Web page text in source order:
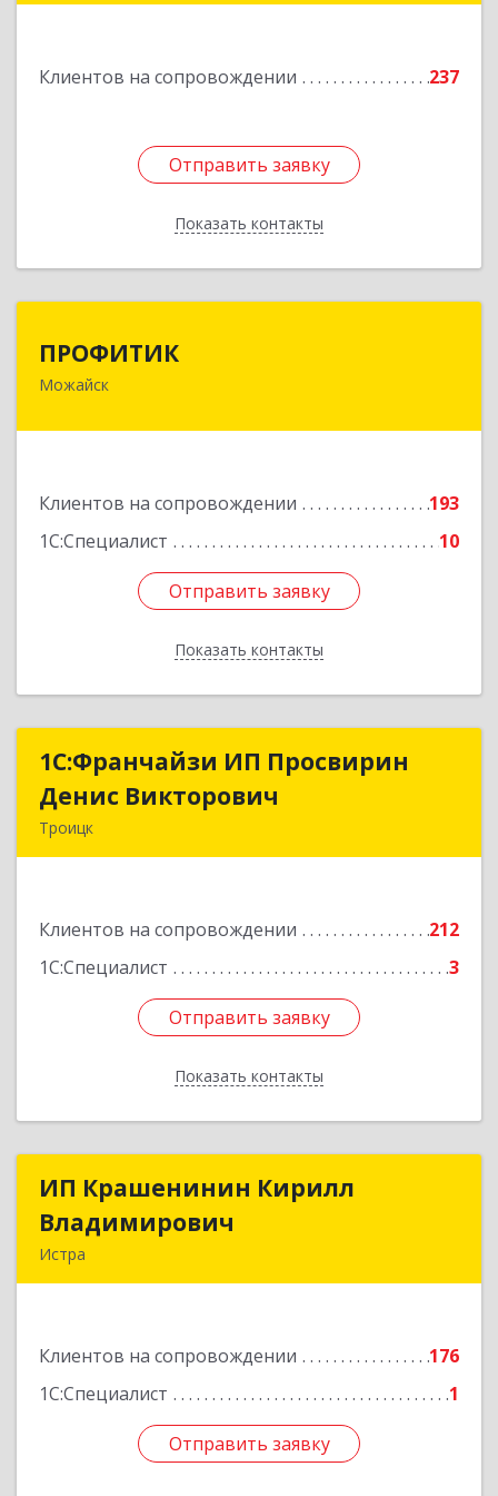
Клиентов на сопровождении 237
Отправить заявку
Показать контакты
Подробнее
Отправить заявку
Назад
ПРОФИТИК
Можайск
Клиентов на сопровождении
193
1С:Специалист
10
Отправить заявку
Показать контакты
143200, Московская обл, Можайский р-н,
Отправить заявку
Назад
1C:Франчайзи ИП Просвирин
Денис Викторович
Троицк
Клиентов на сопровождении
212
1С:Специалист
3
Отправить заявку
Показать контакты
1C:Франчайзи ИП Просвирин
Денис Викторович
Подробнее
Отправить заявку
Назад
ИП Крашенинин Кирилл
Владимирович
Истра
Клиентов на сопровождении
176
1С:Специалист
1
Отправить заявку
ИП Крашенинин Кирилл
Подробнее
Отправить заявку